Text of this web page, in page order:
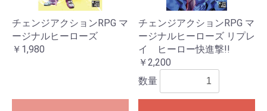
チェンジアクションRPG マ
ージナルヒーローズ
￥1,980
チェンジアクションRPG マ
ージナルヒーローズ リプレ
イ ヒーロー快進撃!!
￥2,200
数量